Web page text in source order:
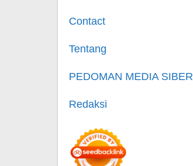
Contact
Tentang
PEDOMAN MEDIA SIBER
Redaksi